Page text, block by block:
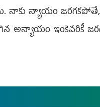
నాకు న్యాయం
అన్యాయం ఇంకెవరికీ